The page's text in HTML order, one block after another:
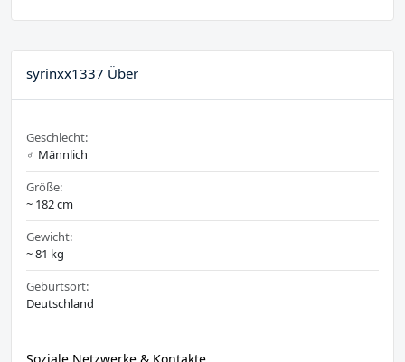
syrinxx1337 Über
Geschlecht:
♂️ Männlich
Größe:
~ 182 cm
Gewicht:
~ 81 kg
Geburtsort:
Deutschland